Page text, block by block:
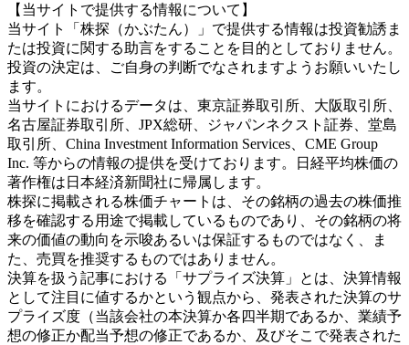
【当サイトで提供する情報について】
当サイト「株探（かぶたん）」で提供する情報は投資勧誘ま
たは投資に関する助言をすることを目的としておりません。
投資の決定は、ご自身の判断でなされますようお願いいたし
ます。
当サイトにおけるデータは、東京証券取引所、大阪取引所、
名古屋証券取引所、JPX総研、ジャパンネクスト証券、堂島
取引所、China Investment Information Services、CME Group
Inc. 等からの情報の提供を受けております。日経平均株価の
著作権は日本経済新聞社に帰属します。
株探に掲載される株価チャートは、その銘柄の過去の株価推
移を確認する用途で掲載しているものであり、その銘柄の将
来の価値の動向を示唆あるいは保証するものではなく、ま
た、売買を推奨するものではありません。
決算を扱う記事における「サプライズ決算」とは、決算情報
として注目に値するかという観点から、発表された決算のサ
プライズ度（当該会社の本決算か各四半期であるか、業績予
想の修正か配当予想の修正であるか、及びそこで発表された